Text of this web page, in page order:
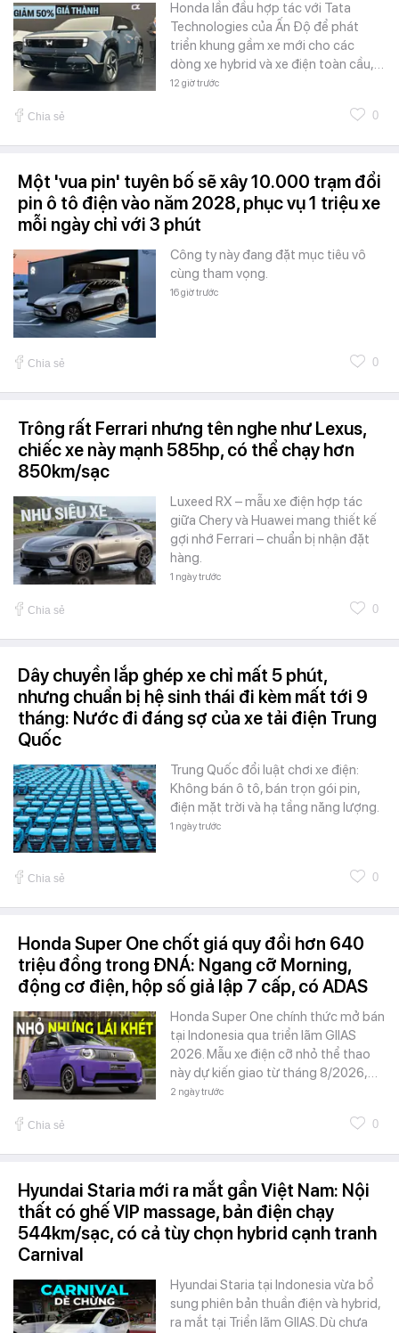
Honda lần đầu hợp tác với Tata
Technologies của Ấn Độ để phát
triển khung gầm xe mới cho các
dòng xe hybrid và xe điện toàn cầu,…
12 giờ trước
Chia sẻ 0
Một 'vua pin' tuyên bố sẽ xây 10.000 trạm đổi
pin ô tô điện vào năm 2028, phục vụ 1 triệu xe
mỗi ngày chỉ với 3 phút
Công ty này đang đặt mục tiêu vô
cùng tham vọng.
16 giờ trước
Chia sẻ 0
Trông rất Ferrari nhưng tên nghe như Lexus,
chiếc xe này mạnh 585hp, có thể chạy hơn
850km/sạc
Luxeed RX – mẫu xe điện hợp tác
giữa Chery và Huawei mang thiết kế
gợi nhớ Ferrari – chuẩn bị nhận đặt
hàng.
1 ngày trước
Chia sẻ 0
Dây chuyền lắp ghép xe chỉ mất 5 phút,
nhưng chuẩn bị hệ sinh thái đi kèm mất tới 9
tháng: Nước đi đáng sợ của xe tải điện Trung
Quốc
Trung Quốc đổi luật chơi xe điện:
Không bán ô tô, bán trọn gói pin,
điện mặt trời và hạ tầng năng lượng.
1 ngày trước
Chia sẻ 0
Honda Super One chốt giá quy đổi hơn 640
triệu đồng trong ĐNÁ: Ngang cỡ Morning,
động cơ điện, hộp số giả lập 7 cấp, có ADAS
Honda Super One chính thức mở bán
tại Indonesia qua triển lãm GIIAS
2026. Mẫu xe điện cỡ nhỏ thể thao
này dự kiến giao từ tháng 8/2026,…
2 ngày trước
Chia sẻ 0
Hyundai Staria mới ra mắt gần Việt Nam: Nội
thất có ghế VIP massage, bản điện chạy
544km/sạc, có cả tùy chọn hybrid cạnh tranh
Carnival
Hyundai Staria tại Indonesia vừa bổ
sung phiên bản thuần điện và hybrid,
ra mắt tại Triển lãm GIIAS. Dù chưa